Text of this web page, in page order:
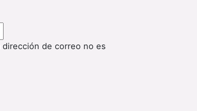
de correo no es